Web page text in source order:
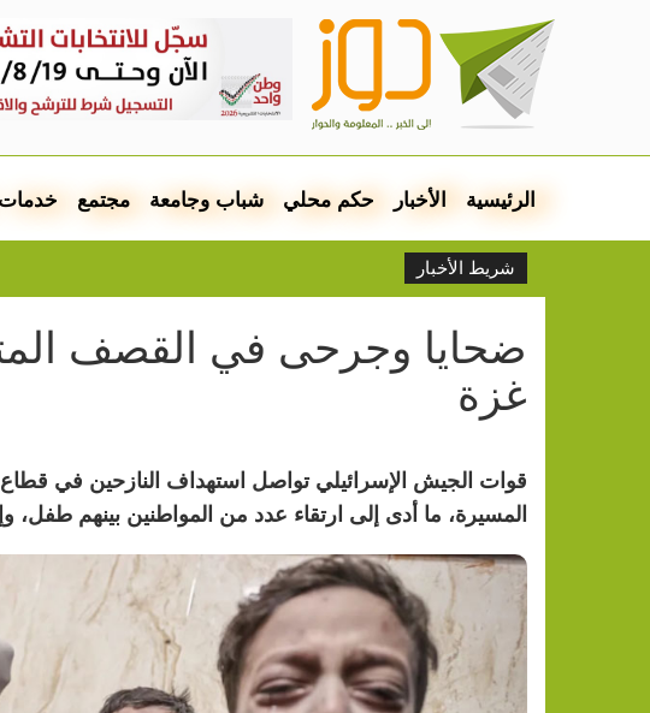
الرئيسية الأخبار حكم محلي شباب وجامعة مجتمع خدمات
شريط الأخبار
ضحايا وجرحى في القصف
غزة
قوات الجيش الإسرائيلي تواصل استهداف النازحين في
المسيرة، ما أدى إلى ارتقاء عدد من المواطنين بينهم